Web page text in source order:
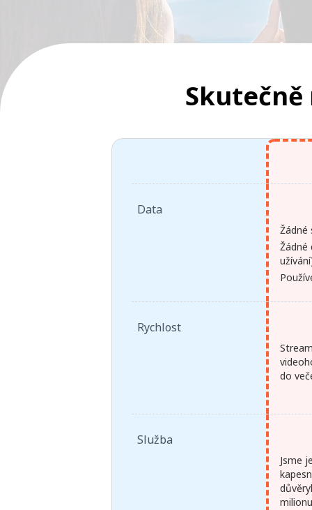
Data
Žádné
Žádné
Rychlost
do
Služba
Jsme